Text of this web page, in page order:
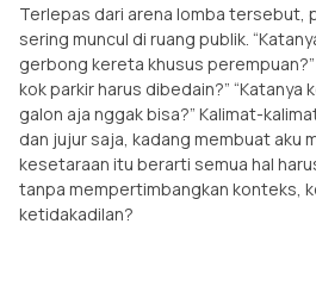
Terlepas dari arena lomba tersebut,
sering muncul di ruang publik.
gerbong kereta khusus perempuan?”
kok parkir harus dibedain?”
galon aja nggak bisa?” Kalimat-
dan jujur saja, kadang membuat aku
kesetaraan itu berarti semua hal
tanpa mempertimbangkan konteks,
ketidakadilan?